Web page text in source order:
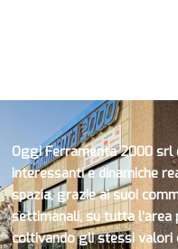
Oggi Ferramenta 2000 srl
interessanti e dinamiche
spazia, grazie ai suoi
settimanali, su tutta l’area
coltivando gli stessi valori